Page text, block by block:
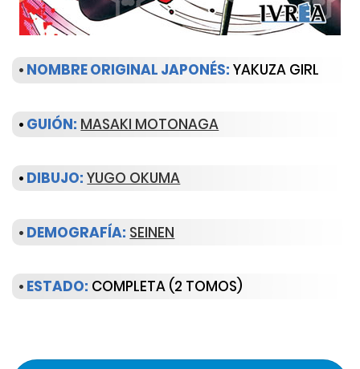
• NOMBRE ORIGINAL JAPONÉS: YAKUZA GIRL
• GUIÓN: MASAKI MOTONAGA
• DIBUJO: YUGO OKUMA
• DEMOGRAFÍA: SEINEN
• ESTADO: COMPLETA (2 TOMOS)